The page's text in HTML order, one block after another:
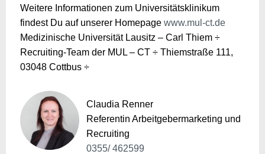
Weitere Informationen zum Universitätsklinikum
findest Du auf unserer Homepage www.mul-ct.de
Medizinische Universität Lausitz – Carl Thiem ÷
Recruiting-Team der MUL – CT ÷ Thiemstraße 111,
03048 Cottbus ÷
Claudia Renner
Referentin Arbeitgebermarketing und
Recruiting
0355/ 462599